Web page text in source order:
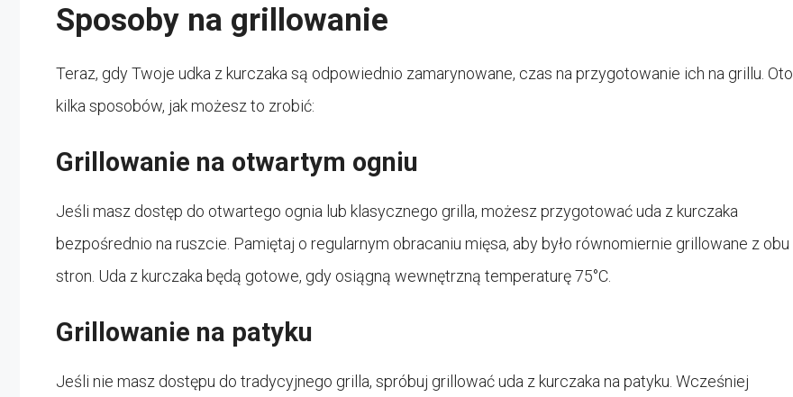
Sposoby na grillowanie
Teraz, gdy Twoje udka z kurczaka są odpowiednio zamarynowane, czas na przygotowanie ich na grillu. Oto
kilka sposobów, jak możesz to zrobić:
Grillowanie na otwartym ogniu
Jeśli masz dostęp do otwartego ognia lub klasycznego grilla, możesz przygotować uda z kurczaka
bezpośrednio na ruszcie. Pamiętaj o regularnym obracaniu mięsa, aby było równomiernie grillowane z obu
stron. Uda z kurczaka będą gotowe, gdy osiągną wewnętrzną temperaturę 75°C.
Grillowanie na patyku
Jeśli nie masz dostępu do tradycyjnego grilla, spróbuj grillować uda z kurczaka na patyku. Wcześniej